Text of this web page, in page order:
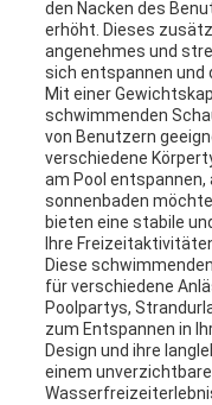
den Nacken des
erhöht. Dieses
angenehmes und
sich entspannen und
Mit einer
schwimmenden
von Benutzern
verschiedene
am Pool entspannen,
sonnenbaden
bieten eine stabile
Ihre
Diese
für verschiedene
Poolpartys,
zum Entspannen in
Design und ihre
einem